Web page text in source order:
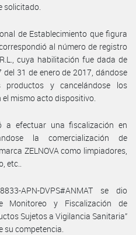
solicitado.
de Establecimiento que figura
al número de registro
cuya habilitación fue dada de
31 de enero de 2017, dándose
y cancelándose los
mismo acto dispositivo.
a efectuar una fiscalización en
la comercialización de
ZELNOVA como limpiadores,
etc..
APN-DVPS#ANMAT se dio
Monitoreo y Fiscalización de
Sujetos a Vigilancia Sanitaria”
su competencia.